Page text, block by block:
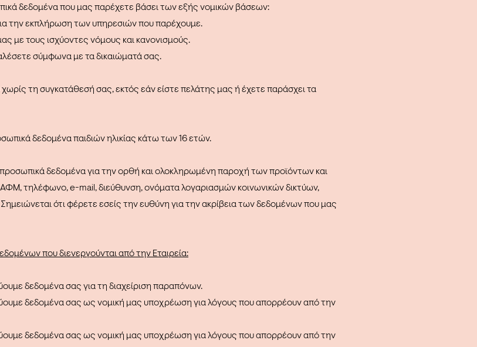
δεδομένα που μας παρέχετε βάσει των εξής νομικών βάσεων:
την εκπλήρωση των υπηρεσιών που παρέχουμε.
με τους ισχύοντες νόμους και κανονισμούς.
σύμφωνα με τα δικαιώματά σας.
τη συγκατάθεσή σας, εκτός εάν είστε πελάτης μας ή έχετε παράσχει τα
δεδομένα παιδιών ηλικίας κάτω των 16 ετών.
δεδομένα για την ορθή και ολοκληρωμένη παροχή των προϊόντων και
τηλέφωνο, e-mail, διεύθυνση, ονόματα λογαριασμών κοινωνικών δικτύων,
ότι φέρετε εσείς την ευθύνη για την ακρίβεια των δεδομένων που μας
που διενεργούνται από την Εταιρεία:
δεδομένα σας για τη διαχείριση παραπόνων.
δεδομένα σας ως νομική μας υποχρέωση για λόγους που απορρέουν από την
δεδομένα σας ως νομική μας υποχρέωση για λόγους που απορρέουν από την